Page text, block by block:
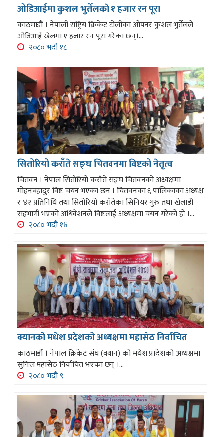
ओडिआईमा कुशल भुर्तेलकाे १ हजार रन पूरा
काठमाडौं । नेपाली राष्ट्रिय क्रिकेट टोलीका ओपनर कुशल भुर्तेलले
ओडिआई खेलमा १ हजार रन पूरा गरेका छन्।...
२०८० भदौ १८
सितोरियो कराँते सङ्घ चितवनमा विष्टको नेतृत्व
चितवन । नेपाल सितोरियो कराँते सङ्घ चितवनको अध्यक्षमा
मोहनबहादुर विष्ट चयन भएका छन । चितवनका ६ पालिकाका अध्यक्ष
र ४२ प्रतिनिधि तथा सितोरियो कराँतेका सिनियर गुरु तथा खेलाडी
सहभागी भएको अधिवेशनले विष्टलाई अध्यक्षमा चयन गरेको हो ।...
२०८० भदौ १४
क्यानको मधेश प्रदेशको अध्यक्षमा महासेठ निर्वाचित
काठमाडौं । नेपाल क्रिकेट संघ (क्यान) को मधेश प्रादेशको अध्यक्षमा
सुनिल महासेठ निर्वाचित भएका छन् ।...
२०८० भदौ ९